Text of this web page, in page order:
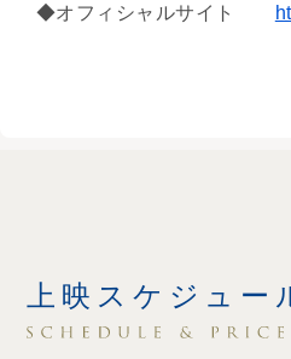
◆オフィシャルサイト
上映スケジュー